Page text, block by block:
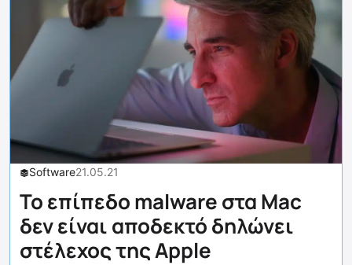
Software21.05.21
To επίπεδο malware στα Mac
δεν είναι αποδεκτό δηλώνει
στέλεχος της Apple